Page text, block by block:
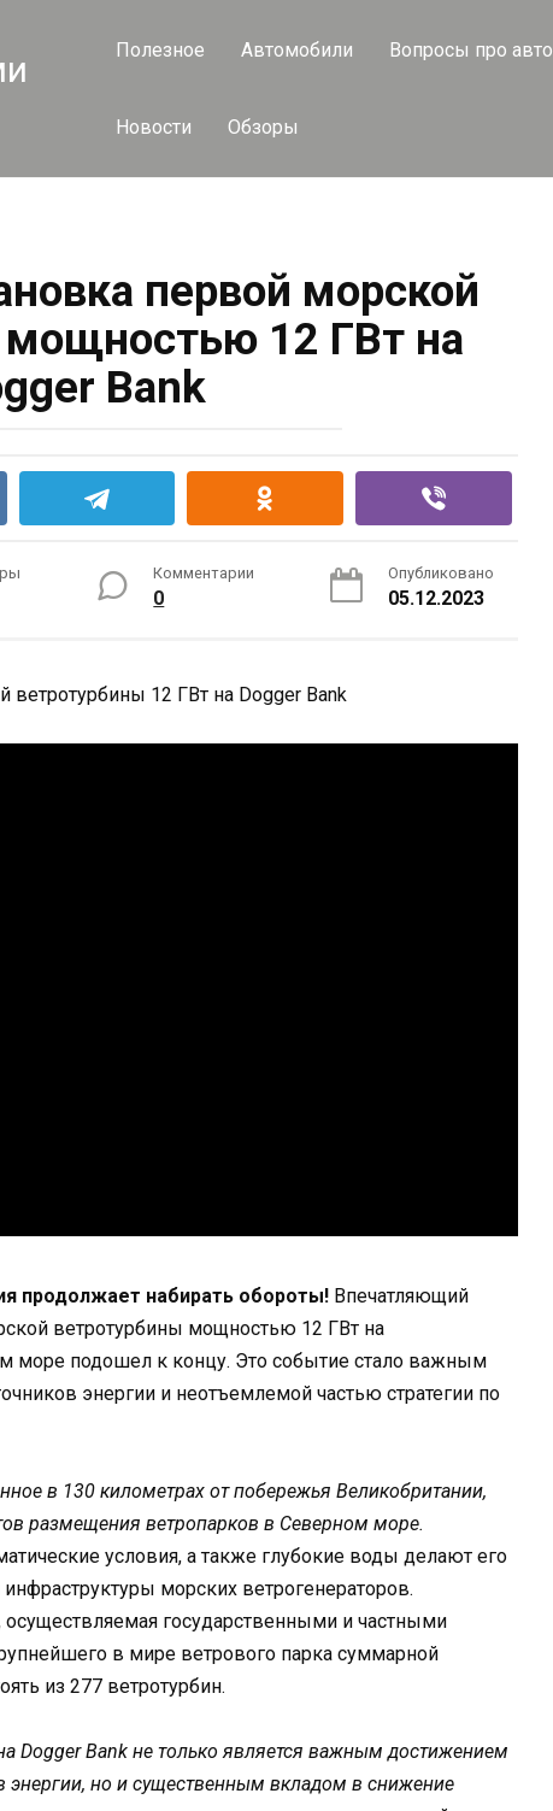
Полезное Автомобили Вопросы про авто
Новости Обзоры
первой морской
12 ГВт на
Bank
Комментарии
0
Опубликовано
05.12.2023
продолжает набирать обороты! Впечатляющий
ветротурбины мощностью 12 ГВт на
море подошел к концу. Это событие стало важным
энергии и неотъемлемой частью стратегии по
в 130 километрах от побережья Великобритании,
размещения ветропарков в Северном море.
условия, а также глубокие воды делают его
морских ветрогенераторов.
осуществляемая государственными и частными
в мире ветрового парка суммарной
из 277 ветротурбин.
Dogger Bank не только является важным достижением
энергии, но и существенным вкладом в снижение